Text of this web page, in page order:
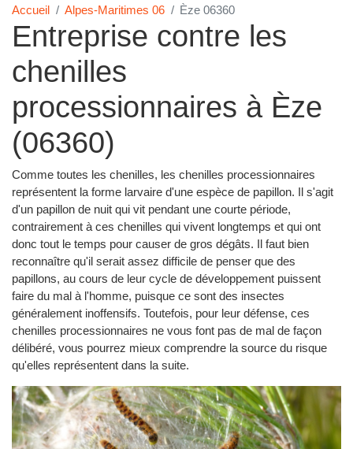
Accueil Alpes-Maritimes 06 Èze 06360
Entreprise contre les
chenilles
processionnaires à Èze
(06360)
Comme toutes les chenilles, les chenilles processionnaires
représentent la forme larvaire d'une espèce de papillon. Il s'agit
d'un papillon de nuit qui vit pendant une courte période,
contrairement à ces chenilles qui vivent longtemps et qui ont
donc tout le temps pour causer de gros dégâts. Il faut bien
reconnaître qu'il serait assez difficile de penser que des
papillons, au cours de leur cycle de développement puissent
faire du mal à l'homme, puisque ce sont des insectes
généralement inoffensifs. Toutefois, pour leur défense, ces
chenilles processionnaires ne vous font pas de mal de façon
délibéré, vous pourrez mieux comprendre la source du risque
qu'elles représentent dans la suite.